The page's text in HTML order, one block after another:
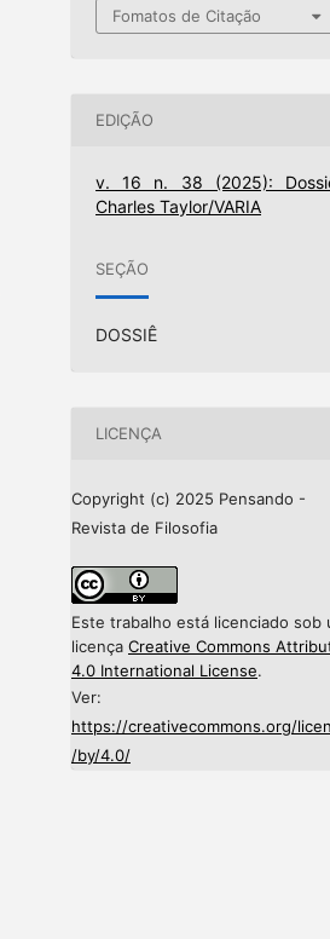
Fomatos de Citação
EDIÇÃO
v. 16 n. 38 (2025):
Charles Taylor/VARIA
SEÇÃO
DOSSIÊ
LICENÇA
Copyright (c) 2025 Pensando -
Revista de Filosofia
Este trabalho está licenciado sob
licença Creative Commons
4.0 International License.
Ver:
https://creativecommons.org/
/by/4.0/